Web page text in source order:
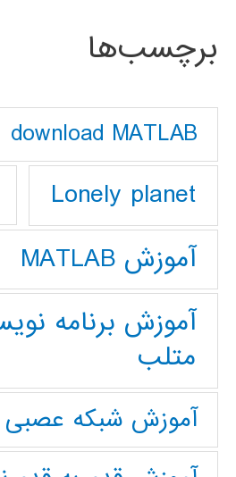
برچسب‌ها
download MATLAB
Lonely planet
آموزش MATLAB
آموزش برنامه
متلب
آموزش شبکه عصبی